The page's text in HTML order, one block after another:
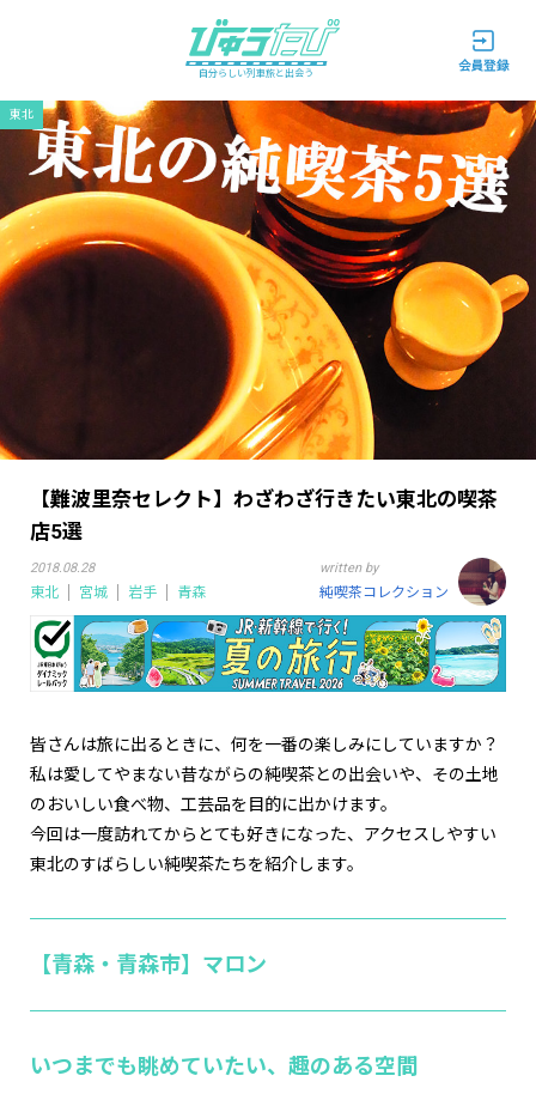
自分らしい列車旅と出会う
東北
【難波里奈セレクト】わざわざ行きたい東北の喫茶
店5選
2018.08.28
東北 宮城 岩手 青森
written by
純喫茶コレクション
皆さんは旅に出るときに、何を一番の楽しみにしていますか？
私は愛してやまない昔ながらの純喫茶との出会いや、その土地
のおいしい食べ物、工芸品を目的に出かけます。
今回は一度訪れてからとても好きになった、アクセスしやすい
東北のすばらしい純喫茶たちを紹介します。
【青森・青森市】マロン
いつまでも眺めていたい、趣のある空間